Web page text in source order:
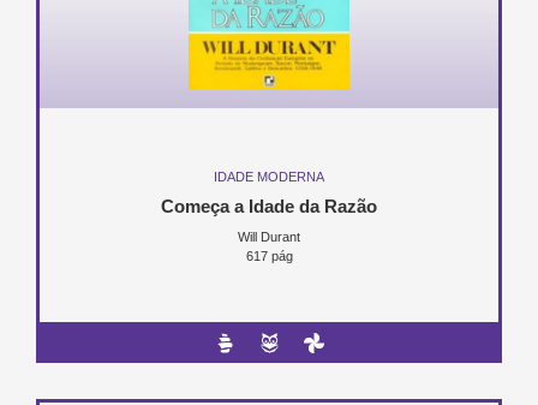
IDADE MODERNA
Começa a Idade da Razão
Will Durant
617 pág